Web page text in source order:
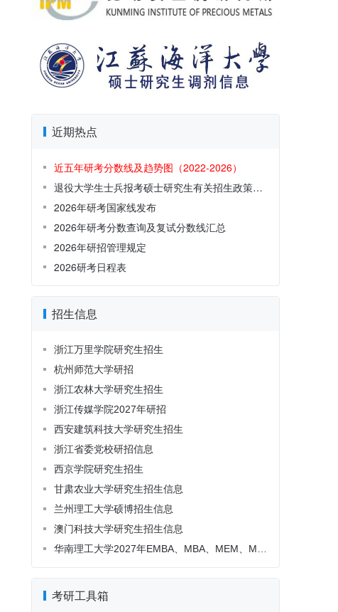
近期热点
近五年研考分数线及趋势图（2022-2026）
退役大学生士兵报考硕士研究生有关招生政策解读
2026年研考国家线发布
2026年研考分数查询及复试分数线汇总
2026年研招管理规定
2026研考日程表
招生信息
考研工具箱